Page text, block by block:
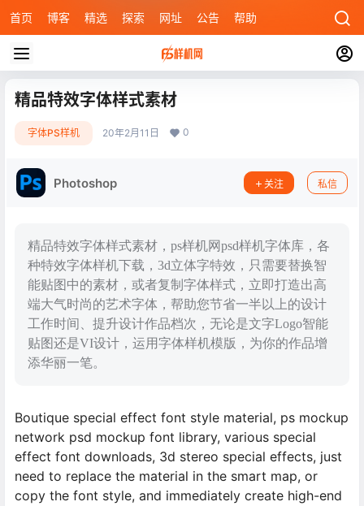
首页 博客 精选 探索 网址 公告 帮助
精品特效字体样式素材
字体PS样机 20年2月11日 0
Photoshop 关注 私信
精品特效字体样式素材，ps样机网psd样机字体库，各
种特效字体样机下载，3d立体字特效，只需要替换智
能贴图中的素材，或者复制字体样式，立即打造出高
端大气时尚的艺术字体，帮助您节省一半以上的设计
工作时间、提升设计作品档次，无论是文字Logo智能
贴图还是VI设计，运用字体样机模版，为你的作品增
添华丽一笔。
Boutique special effect font style material, ps mockup
network psd mockup font library, various special
effect font downloads, 3d stereo special effects, just
need to replace the material in the smart map, or
copy the font style, and immediately create high-end